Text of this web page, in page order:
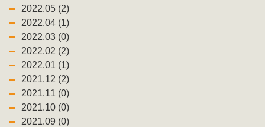
2022.05 (2)
2022.04 (1)
2022.03 (0)
2022.02 (2)
2022.01 (1)
2021.12 (2)
2021.11 (0)
2021.10 (0)
2021.09 (0)